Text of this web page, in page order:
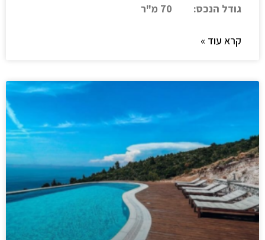
גודל הנכס: 70 מ"ר
קרא עוד »